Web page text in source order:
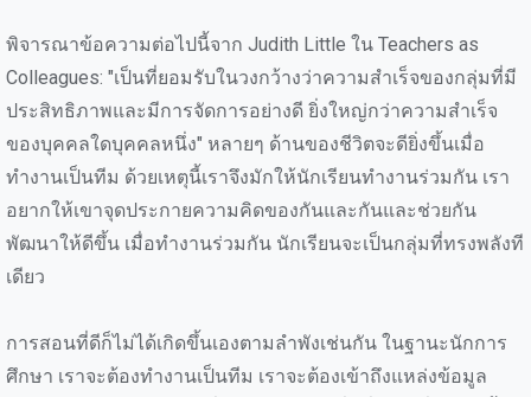
พิจารณาข้อความต่อไปนี้จาก Judith Little ใน Teachers as
Colleagues: "เป็นที่ยอมรับในวงกว้างว่าความสำเร็จของกลุ่มที่มี
ประสิทธิภาพและมีการจัดการอย่างดี ยิ่งใหญ่กว่าความสำเร็จ
ของบุคคลใดบุคคลหนึ่ง" หลายๆ ด้านของชีวิตจะดียิ่งขึ้นเมื่อ
ทำงานเป็นทีม ด้วยเหตุนี้เราจึงมักให้นักเรียนทำงานร่วมกัน เรา
อยากให้เขาจุดประกายความคิดของกันและกันและช่วยกัน
พัฒนาให้ดีขึ้น เมื่อทำงานร่วมกัน นักเรียนจะเป็นกลุ่มที่ทรงพลังที
เดียว
การสอนที่ดีก็ไม่ได้เกิดขึ้นเองตามลำพังเช่นกัน ในฐานะนักการ
ศึกษา เราจะต้องทำงานเป็นทีม เราจะต้องเข้าถึงแหล่งข้อมูล